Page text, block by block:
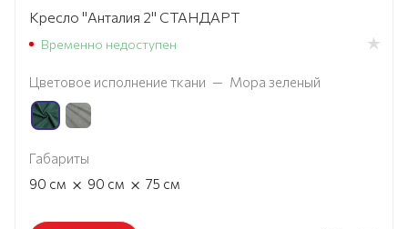
Кресло "Анталия 2" СТАНДАРТ
Временно недоступен
Цветовое исполнение ткани — Мора зеленый
Габариты
90 см × 90 см × 75 см